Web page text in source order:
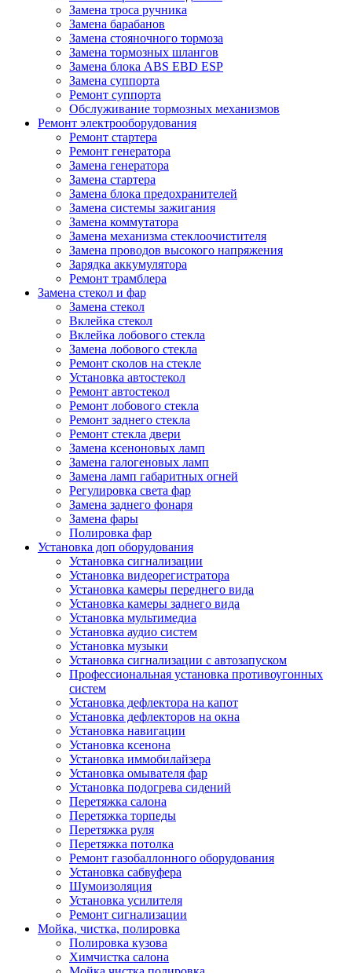
Замена троса ручника
Замена барабанов
Замена стояночного тормоза
Замена тормозных шлангов
Замена блока ABS EBD ESP
Замена суппорта
Ремонт суппорта
Обслуживание тормозных механизмов
Ремонт электрооборудования
Ремонт стартера
Ремонт генератора
Замена генератора
Замена стартера
Замена блока предохранителей
Замена системы зажигания
Замена коммутатора
Замена механизма стеклоочистителя
Замена проводов высокого напряжения
Зарядка аккумулятора
Ремонт трамблера
Замена стекол и фар
Замена стекол
Вклейка стекол
Вклейка лобового стекла
Замена лобового стекла
Ремонт сколов на стекле
Установка автостекол
Ремонт автостекол
Ремонт лобового стекла
Ремонт заднего стекла
Ремонт стекла двери
Замена ксеноновых ламп
Замена галогеновых ламп
Замена ламп габаритных огней
Регулировка света фар
Замена заднего фонаря
Замена фары
Полировка фар
Установка доп оборудования
Установка сигнализации
Установка видеорегистратора
Установка камеры переднего вида
Установка камеры заднего вида
Установка мультимедиа
Установка аудио систем
Установка музыки
Установка сигнализации с автозапуском
Профессиональная установка противоугонных
систем
Установка дефлектора на капот
Установка дефлекторов на окна
Установка навигации
Установка ксенона
Установка иммобилайзера
Установка омывателя фар
Установка подогрева сидений
Перетяжка салона
Перетяжка торпеды
Перетяжка руля
Перетяжка потолка
Ремонт газобаллонного оборудования
Установка сабвуфера
Шумоизоляция
Установка усилителя
Ремонт сигнализации
Мойка, чистка, полировка
Полировка кузова
Химчистка салона